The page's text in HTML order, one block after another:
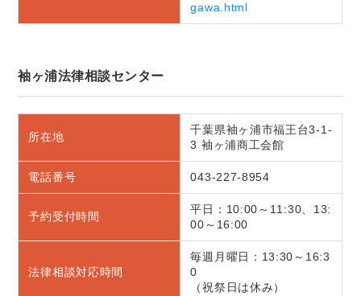
gawa.html
袖ヶ浦法律相談センター
所在地
千葉県袖ヶ浦市福王台3-1-
3 袖ヶ浦商工会館
電話番号 043-227-8954
予約受付時間
平日：10:00～11:30、13:
00～16:00
法律相談対応時間
毎週月曜日：13:30～16:3
0
（祝祭日は休み）